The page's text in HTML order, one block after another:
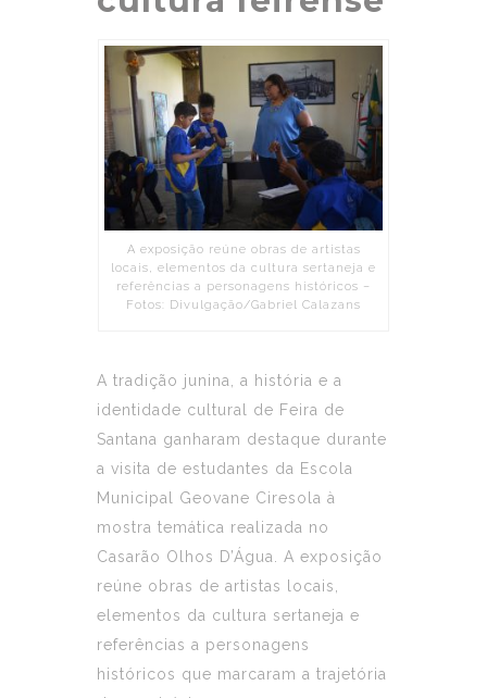
A exposição reúne obras de artistas
locais, elementos da cultura sertaneja e
referências a personagens históricos –
Fotos: Divulgação/Gabriel Calazans
A tradição junina, a história e a
identidade cultural de Feira de
Santana ganharam destaque durante
a visita de estudantes da Escola
Municipal Geovane Ciresola à
mostra temática realizada no
Casarão Olhos D’Água. A exposição
reúne obras de artistas locais,
elementos da cultura sertaneja e
referências a personagens
históricos que marcaram a trajetória